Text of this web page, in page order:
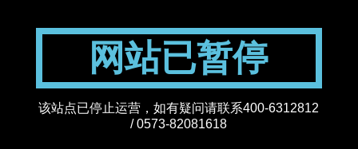
网站已暂停
该站点已停止运营，如有疑问请联系400-6312812
/ 0573-82081618